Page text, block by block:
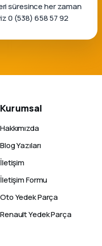
süresince her zaman
0 (538) 658 57 92
Kurumsal
Hakkımızda
Blog Yazıları
İletişim
İletişim Formu
Oto Yedek Parça
Renault Yedek Parça